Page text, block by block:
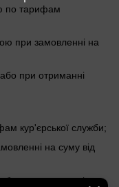
по тарифам
при замовленні на
при отриманні
кур'єрської служби;
на суму від
при отриманні